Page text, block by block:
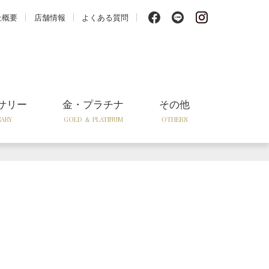
リー 金・プラチナ
GOLD ＆ PLATINUM
その他
OTHERS
概要 店舗情報 よくある質問 f l i